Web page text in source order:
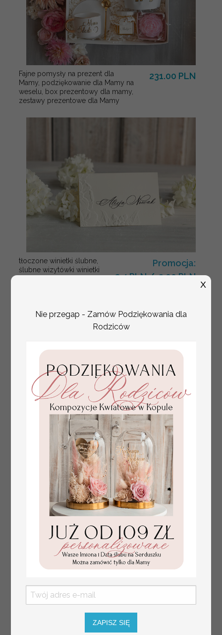
Fajne pomysły na prezent dla
Mamy, podziękowanie dla Mamy na
weselu, box prezentowy dla mamy,
zestawy prezentowe dla Mamy
231.00 PLN
tłoczone winietki ślubne,
ślubne wizytówki winietki
Promocja:
2.4 PLN/3.00 PLN
numerki na stół weselny
z tłoczonymi kwiatami,
eleganckie numerki na
stoły weselne, tłoczone
numerki na stół weselny,
weselnych tłoczone
kwiaty
Promocja:
10 PLN/13.00 PLN
Nie przegap - Zamów Podziękowania dla
Rodziców
ZAPISZ SIĘ
X